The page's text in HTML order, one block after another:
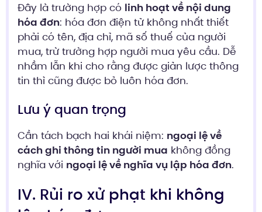
Đây là trường hợp có linh hoạt về nội dung
hóa đơn: hóa đơn điện tử không nhất thiết
phải có tên, địa chỉ, mã số thuế của người
mua, trừ trường hợp người mua yêu cầu. Dễ
nhầm lẫn khi cho rằng được giản lược thông
tin thì cũng được bỏ luôn hóa đơn.
Lưu ý quan trọng
Cần tách bạch hai khái niệm: ngoại lệ về
cách ghi thông tin người mua không đồng
nghĩa với ngoại lệ về nghĩa vụ lập hóa đơn.
IV. Rủi ro xử phạt khi không